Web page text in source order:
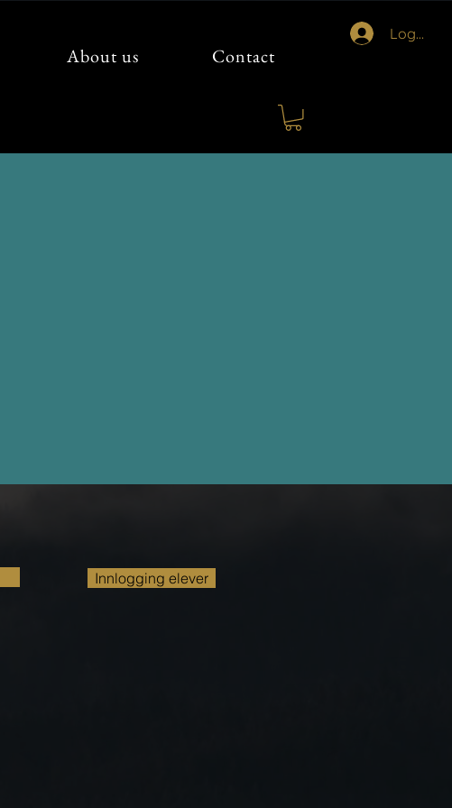
About us Contact
Logga in
Innlogging elever